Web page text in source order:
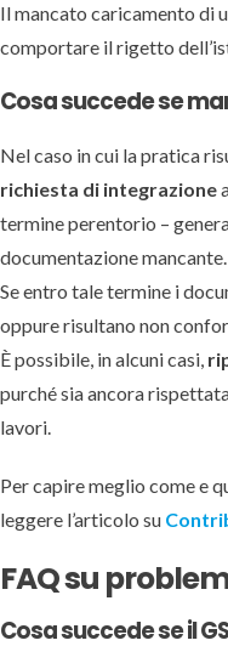
Il mancato caricamento di
comportare il rigetto
Cosa succede se
Nel caso in cui la pratica
richiesta di integrazione
termine perentorio –
documentazione mancante.
Se entro tale termine i
oppure risultano non
È possibile, in alcuni casi,
purché sia ancora
lavori.
Per capire meglio come e
leggere l’articolo su
FAQ su
Cosa succede se il